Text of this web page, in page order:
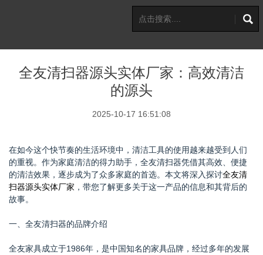
全友清扫器源头实体厂家：高效清洁
的源头
2025-10-17 16:51:08
在如今这个快节奏的生活环境中，清洁工具的使用越来越受到人们
的重视。作为家庭清洁的得力助手，全友清扫器凭借其高效、便捷
的清洁效果，逐步成为了众多家庭的首选。本文将深入探讨全友清
扫器源头实体厂家 ，带您了解更多关于这一产品的信息和其背后的
故事。
一、全友清扫器的品牌介绍
全友家具成立于1986年，是中国知名的家具品牌，经过多年的发展